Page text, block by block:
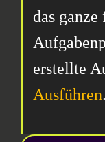
das
erstellte
Ausführen.